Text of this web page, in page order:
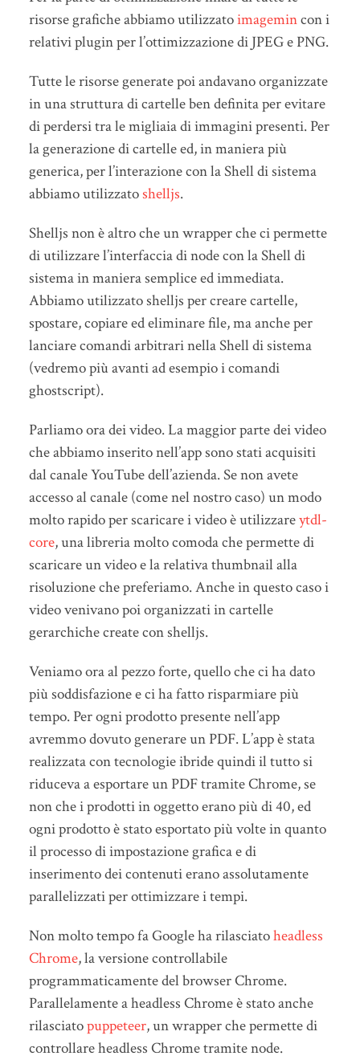
risorse grafiche abbiamo utilizzatoimagemincon i
relativi plugin per l’ottimizzazione di JPEG e PNG.
Tutte le risorse generate poi andavano organizzate
in una struttura di cartelle ben definita per evitare
di perdersi tra le migliaia di immagini presenti. Per
la generazione di cartelle ed, in maniera più
generica, per l’interazione con la Shell di sistema
abbiamo utilizzatoshelljs.
Shelljs non è altro che un wrapper che ci permette
di utilizzare l’interfaccia di node con la Shell di
sistema in maniera semplice ed immediata.
Abbiamo utilizzato shelljs per creare cartelle,
spostare, copiare ed eliminare file, ma anche per
lanciare comandi arbitrari nella Shell di sistema
(vedremo più avanti ad esempio i comandi
ghostscript).
Parliamo ora dei video. La maggior parte dei video
che abbiamo inserito nell’app sono stati acquisiti
dal canale YouTube dell’azienda. Se non avete
accesso al canale (come nel nostro caso) un modo
molto rapido per scaricare i video è utilizzareytdl-
core, una libreria molto comoda che permette di
scaricare un video e la relativa thumbnail alla
risoluzione che preferiamo. Anche in questo caso i
video venivano poi organizzati in cartelle
gerarchiche create con shelljs.
Veniamo ora al pezzo forte, quello che ci ha dato
più soddisfazione e ci ha fatto risparmiare più
tempo. Per ogni prodotto presente nell’app
avremmo dovuto generare un PDF. L’app è stata
realizzata con tecnologie ibride quindi il tutto si
riduceva a esportare un PDF tramite Chrome, se
non che i prodotti in oggetto erano più di 40, ed
ogni prodotto è stato esportato più volte in quanto
il processo di impostazione grafica e di
inserimento dei contenuti erano assolutamente
parallelizzati per ottimizzare i tempi.
Non molto tempo fa Google ha rilasciatoheadless
Chrome, la versione controllabile
programmaticamente del browser Chrome.
Parallelamente a headless Chrome è stato anche
rilasciatopuppeteer, un wrapper che permette di
controllare headless Chrome tramite node.